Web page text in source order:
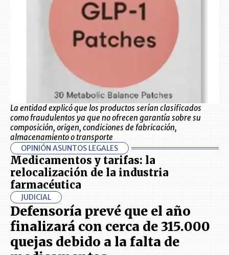
La entidad explicó que los productos serían clasificados
como fraudulentos ya que no ofrecen garantía sobre su
composición, origen, condiciones de fabricación,
almacenamiento o transporte
OPINIÓN ASUNTOS LEGALES
Medicamentos y tarifas: la
relocalización de la industria
farmacéutica
JUDICIAL
Defensoría prevé que el año
finalizará con cerca de 315.000
quejas debido a la falta de